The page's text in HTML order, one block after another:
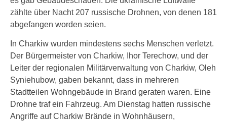
zählte über Nacht 207 russische Drohnen, von denen 181
abgefangen worden seien.
In Charkiw wurden mindestens sechs Menschen verletzt.
Der Bürgermeister von Charkiw, Ihor Terechow, und der
Leiter der regionalen Militärverwaltung von Charkiw, Oleh
Syniehubow, gaben bekannt, dass in mehreren
Stadtteilen Wohngebäude in Brand geraten waren. Eine
Drohne traf ein Fahrzeug. Am Dienstag hatten russische
Angriffe auf Charkiw Brände in Wohnhäusern,